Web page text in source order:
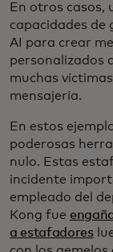
En otros casos,
capacidades de
AI para crear
personalizados
muchas
mensajería.
En estos
poderosas
nulo. Estas
incidente
empleado del
Kong fue
a estafadores